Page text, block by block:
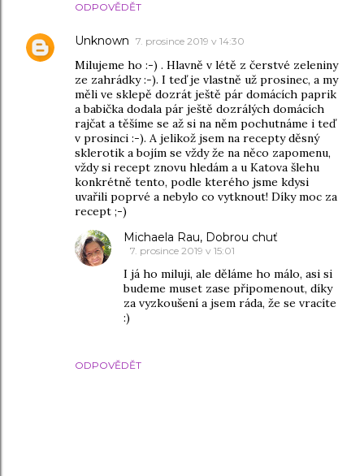
ODPOVĚDĚT
Unknown 7. prosince 2019 v 14:30
Milujeme ho :-) . Hlavně v létě z čerstvé zeleniny
ze zahrádky :-). I teď je vlastně už prosinec, a my
měli ve sklepě dozrát ještě pár domácích paprik
a babička dodala pár ještě dozrálých domácích
rajčat a těšíme se až si na něm pochutnáme i teď
v prosinci :-). A jelikož jsem na recepty děsný
sklerotik a bojím se vždy že na něco zapomenu,
vždy si recept znovu hledám a u Katova šlehu
konkrétně tento, podle kterého jsme kdysi
uvařili poprvé a nebylo co vytknout! Díky moc za
recept ;-)
ODPOVĚDĚT
Michaela Rau, Dobrou chuť
7. prosince 2019 v 15:01
I já ho miluji, ale děláme ho málo, asi si
budeme muset zase připomenout, díky
za vyzkoušení a jsem ráda, že se vracíte
:)